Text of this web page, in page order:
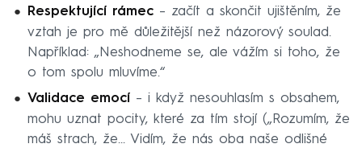
Respektující rámec– začít a skončit ujištěním, že
vztah je pro mě důležitější než názorový soulad.
Například: „Neshodneme se, ale vážím si toho, že
o tom spolu mluvíme.“
Validace emocí – i když nesouhlasím s obsahem,
mohu uznat pocity, které za tím stojí („Rozumím, že
máš strach, že… Vidím, že nás oba naše odlišné